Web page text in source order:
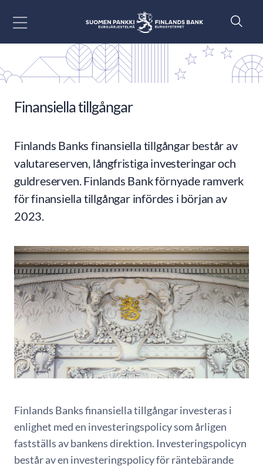
Finansiella tillgångar
Finlands Banks finansiella tillgångar består av
valutareserven, långfristiga investeringar och
guldreserven. Finlands Bank förnyade ramverk
för finansiella tillgångar infördes i början av
2023.
Finlands Banks finansiella tillgångar investeras i
enlighet med en investeringspolicy som årligen
fastställs av bankens direktion. Investeringspolicyn
består av en investeringspolicy för räntebärande